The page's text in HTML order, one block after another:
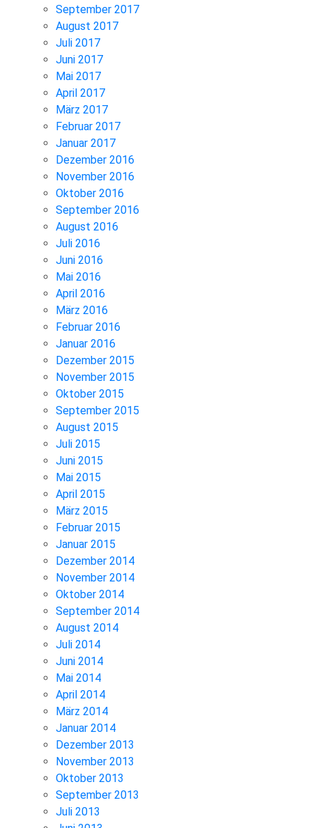
September 2017
August 2017
Juli 2017
Juni 2017
Mai 2017
April 2017
März 2017
Februar 2017
Januar 2017
Dezember 2016
November 2016
Oktober 2016
September 2016
August 2016
Juli 2016
Juni 2016
Mai 2016
April 2016
März 2016
Februar 2016
Januar 2016
Dezember 2015
November 2015
Oktober 2015
September 2015
August 2015
Juli 2015
Juni 2015
Mai 2015
April 2015
März 2015
Februar 2015
Januar 2015
Dezember 2014
November 2014
Oktober 2014
September 2014
August 2014
Juli 2014
Juni 2014
Mai 2014
April 2014
März 2014
Januar 2014
Dezember 2013
November 2013
Oktober 2013
September 2013
Juli 2013